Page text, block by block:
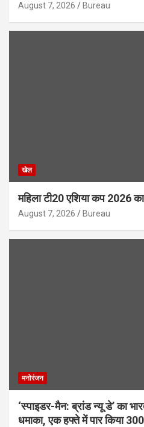
August 7, 2026 Bureau
खेल
महिला टी20 एशिया कप 2026
August 7, 2026 Bureau
मनोरंजन
‘स्पाइडर-मैन: ब्रांड न्यू डे’ का
धमाका, एक हफ्ते में पार किया